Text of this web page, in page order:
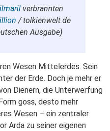
verbrannten
/ tolkienwelt.de
Ausgabe)
Wesen Mittelerdes. Sein
der Erde. Doch je mehr er
Dienern, die Unterwerfung
goss, desto mehr
Wesen – ein zentraler
Arda zu seiner eigenen